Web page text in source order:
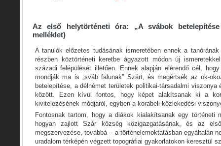
Az első helytörténeti óra: „A svábok
melléklet)
A tanulók előzetes tudásának ismeretében ennek a
részben köztörténeti keretbe ágyazott módon új
századi felépülését illetően. Ennek alapján elérendő cél,
mondják ma is „sváb falunak” Szárt, és megértsék az ok-
betelepítése, a délnémet területek politikai-társadalmi viszonya
között. Ezen kívül fontos, hogy képet alakítsanak ki a
kivitelezésének módjáról, egyben a korabeli közlekedési
Fontosnak tartom, hogy a diákok kialakítsanak egy történeti
hogyan zajlott Szár község közigazgatásának, és az
megszervezése, továbbá – a történelemoktatásban egyáltalán
uradalom térképén végzett topográfiai gyakorlatokon keresztül